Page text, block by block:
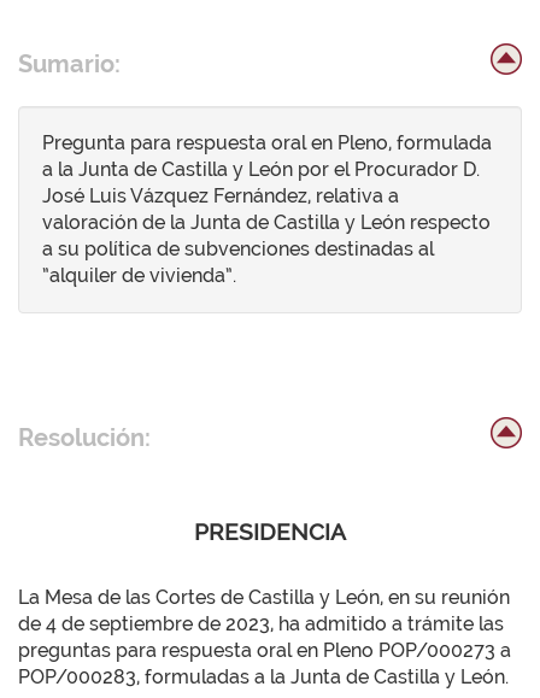
Sumario:
Pregunta para respuesta oral en Pleno, formulada
a la Junta de Castilla y León por el Procurador D.
José Luis Vázquez Fernández, relativa a
valoración de la Junta de Castilla y León respecto
a su política de subvenciones destinadas al
”alquiler de vivienda”.
Resolución:
PRESIDENCIA
La Mesa de las Cortes de Castilla y León, en su reunión
de 4 de septiembre de 2023, ha admitido a trámite las
preguntas para respuesta oral en Pleno POP/000273 a
POP/000283, formuladas a la Junta de Castilla y León.